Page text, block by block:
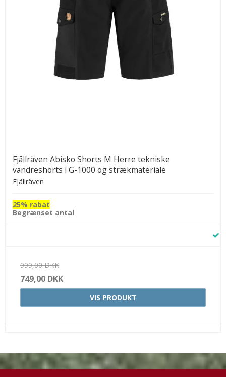
Fjällräven Abisko Shorts M Herre tekniske
vandreshorts i G-1000 og strækmateriale
Fjällräven
25% rabat
Begrænset antal
999,00 DKK
749,00 DKK
VIS PRODUKT